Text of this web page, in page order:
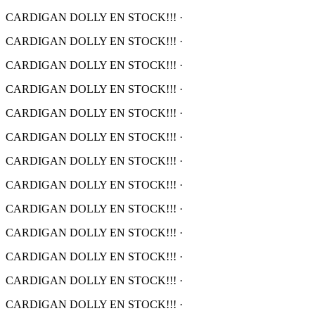
CARDIGAN DOLLY EN STOCK!!! ·
CARDIGAN DOLLY EN STOCK!!! ·
CARDIGAN DOLLY EN STOCK!!! ·
CARDIGAN DOLLY EN STOCK!!! ·
CARDIGAN DOLLY EN STOCK!!! ·
CARDIGAN DOLLY EN STOCK!!! ·
CARDIGAN DOLLY EN STOCK!!! ·
CARDIGAN DOLLY EN STOCK!!! ·
CARDIGAN DOLLY EN STOCK!!! ·
CARDIGAN DOLLY EN STOCK!!! ·
CARDIGAN DOLLY EN STOCK!!! ·
CARDIGAN DOLLY EN STOCK!!! ·
CARDIGAN DOLLY EN STOCK!!! ·